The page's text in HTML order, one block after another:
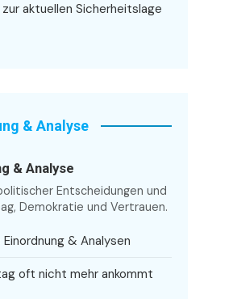
aktuellen Sicherheitslage
& Analyse
& Analyse
Entscheidungen und
Demokratie und Vertrauen.
& Analysen
oft nicht mehr ankommt